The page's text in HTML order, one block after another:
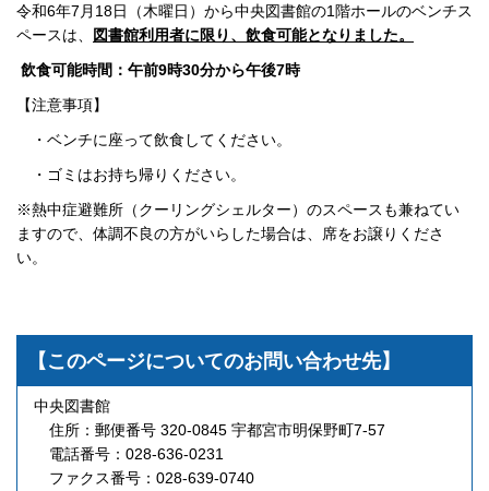
令和6年7月18日（木曜日）から中央図書館の1階ホールのベンチス
ペースは、
図書館利用者に限り、飲食可能となりました。
飲食可能時間：午前9時30分から午後7時
【注意事項】
・ベンチに座って飲食してください。
・ゴミはお持ち帰りください。
※熱中症避難所（クーリングシェルター）のスペースも兼ねてい
ますので、体調不良の方がいらした場合は、席をお譲りくださ
い。
【このページについてのお問い合わせ先】
中央図書館
住所：郵便番号 320-0845 宇都宮市明保野町7-57
電話番号：028-636-0231
ファクス番号：028-639-0740